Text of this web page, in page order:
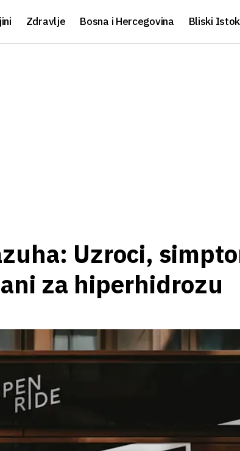
Zdravlje Bosna i Hercegovina Bliski Istok
Uzroci,
za hiperhidrozu